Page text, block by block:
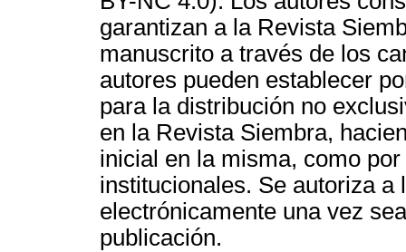
garantizan a la Revista
manuscrito a través de los
autores pueden establecer
para la distribución no
en la Revista Siembra,
inicial en la misma, como
institucionales. Se autoriza
electrónicamente una vez
publicación.